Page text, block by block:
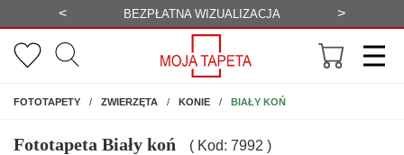
< WYSYŁKA GRATIS >
FOTOTAPETYNA ŚCIANĘ
ZWIERZĘTA KONIE BIAŁY KOŃ
Fototapeta Biały koń ( Kod: 7992 )